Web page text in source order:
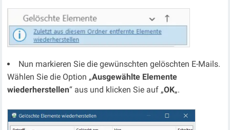
Nun markieren Sie die gewünschten gelöschten E-Mails.
Wählen Sie die Option „Ausgewählte Elemente
wiederherstellen“ aus und klicken Sie auf „OK„.